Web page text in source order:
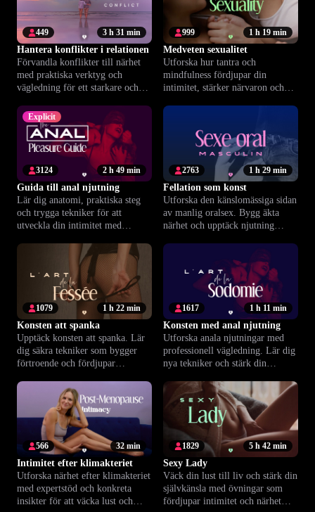
3 h 31 min
449
Hantera konflikter i relationen
Förvandla konflikter till närhet
med praktiska verktyg och
vägledning för ett starkare och
1 h 19 min
999
Medveten sexualitet
Utforska hur tantra och
mindfulness fördjupar din
intimitet, stärker närvaron och
Explicit
2 h 49 min
3124
Guida till anal njutning
Lär dig anatomi, praktiska steg
och trygga tekniker för att
utveckla din intimitet med
1 h 29 min
2763
Fellation som konst
Utforska den känslomässiga sidan
av manlig oralsex. Bygg äkta
närhet och upptäck njutning
1 h 22 min
1079
Konsten att spanka
Upptäck konsten att spanka. Lär
dig säkra tekniker som bygger
förtroende och fördjupar
1 h 11 min
1617
Konsten med anal njutning
Utforska anala njutningar med
professionell vägledning. Lär dig
nya tekniker och stärk din
32 min
566
Intimitet efter klimakteriet
Utforska närhet efter klimakteriet
med expertstöd och konkreta
insikter för att väcka lust och
5 h 42 min
1829
Sexy Lady
Väck din lust till liv och stärk din
självkänsla med övningar som
fördjupar intimitet och närhet